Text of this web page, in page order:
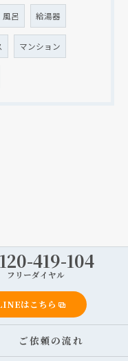
風呂 給湯器
マンション
419-104
フリーダイヤル
はこちら
ご依頼の流れ